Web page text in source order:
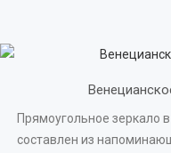
Прямоугольное зеркало
составлен из